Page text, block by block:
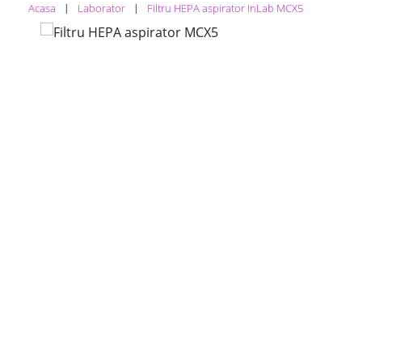
Acasa Laborator Filtru HEPA aspirator InLab MCX5